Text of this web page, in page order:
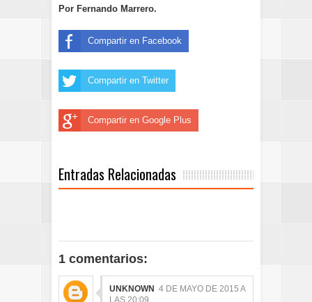
Por Fernando Marrero.
Compartir en Facebook
Compartir en Twitter
Compartir en Google Plus
Entradas Relacionadas
1 comentarios:
UNKNOWN 4 DE MAYO DE 2015 A
LAS 20:09